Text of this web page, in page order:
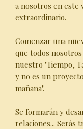
a nosotros en este
extraordinario.
Comenzar una
que todos
nuestro "Tiempo,
y no es un
mañana".
Se formarán y
relaciones... Serás